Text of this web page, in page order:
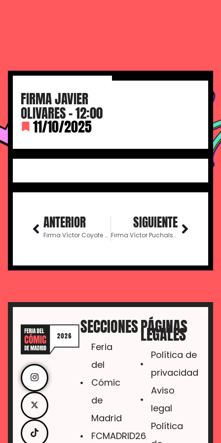
FIRMA JAVIER
OLIVARES – 12:00
11/10/2025
ANTERIOR
Firma Víctor Coyote – 12:00
SIGUIENTE
Firma Víctor Puchalski – 12:00
SECCIONES
Feria
del
Cómic
de
Madrid
FCMADRID26
PÁGINAS
LEGALES
Política de
privacidad
Aviso
legal
Política